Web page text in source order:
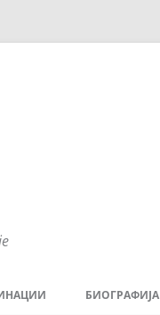
БИОГРАФИЈА